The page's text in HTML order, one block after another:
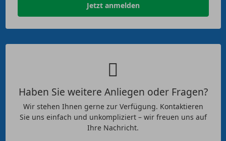
Jetzt anmelden
Haben Sie weitere Anliegen oder Fragen?
Wir stehen Ihnen gerne zur Verfügung. Kontaktieren
Sie uns einfach und unkompliziert – wir freuen uns auf
Ihre Nachricht.